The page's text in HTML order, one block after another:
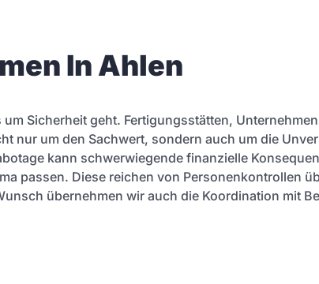
In Ahlen
Sicherheit geht. Fertigungsstätten,
nur um den Sachwert, sondern auch um die
kann schwerwiegende finanzielle
passen. Diese reichen von Personenkontrollen
übernehmen wir auch die Koordination mit